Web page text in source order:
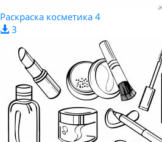
Раскраска косметика 4
3